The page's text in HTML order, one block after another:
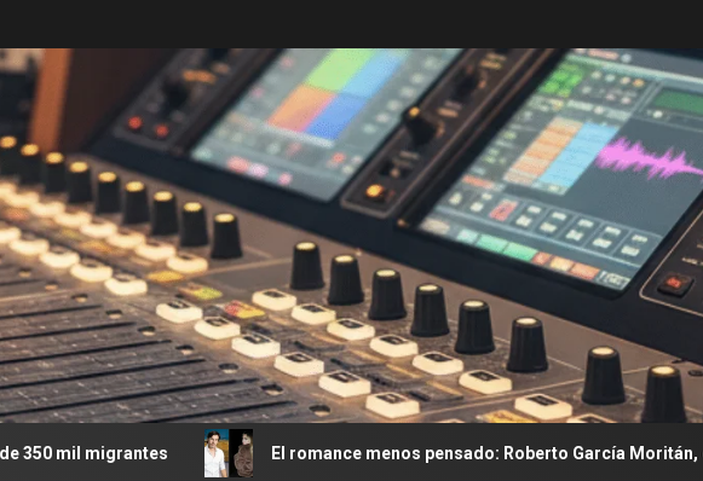
El romance menos pensado: Roberto García Moritán, ex de Pampita,